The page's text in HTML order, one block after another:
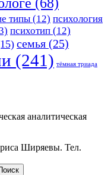
типы (12) психология
психотип (12)
семья (25)
(241) тёмная триада
аналитическая
Ширяевы. Тел.